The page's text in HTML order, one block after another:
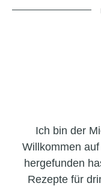
Ich bin der
Willkommen
hergefunden
Rezepte für